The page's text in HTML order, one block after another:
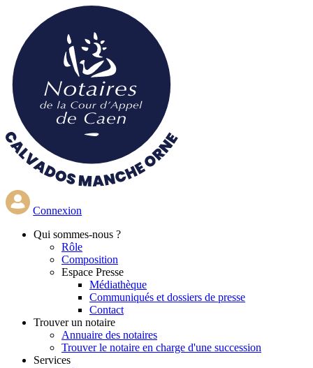
contenu
principal
Connexion
Qui sommes-nous ?
Rôle
Composition
Espace Presse
Médiathèque
Communiqués et dossiers de presse
Contact
Trouver un notaire
Annuaire des notaires
Trouver le notaire en charge d'une succession
Services